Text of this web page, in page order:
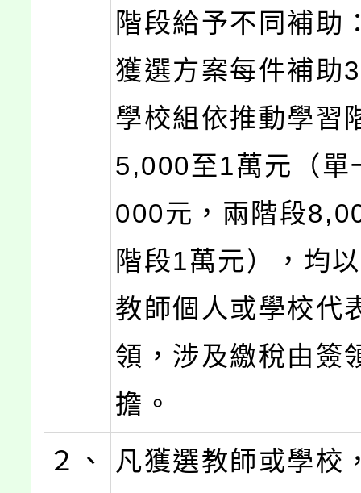
階段給予不同補助
獲選方案每件補助
學校組依推動學習
5,000至1萬元（單
000元，兩階段
階段1萬元），均
教師個人或學校代
領，涉及繳稅由簽
擔。
２、
凡獲選教師或學校